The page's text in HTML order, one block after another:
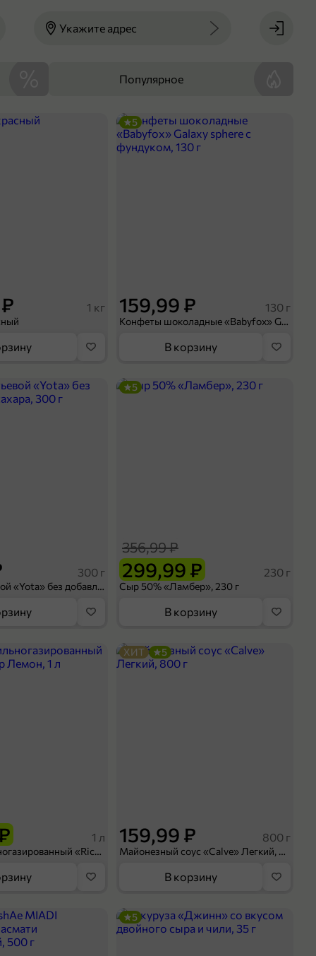
Укажите адрес
Популярное
1 кг 159,99 ₽ 130 г
Конфеты шоколадные «Babyfox» Galaxy sphere с фундуком, 130 г
5
В корзину
300 г
Йогурт питьевой «Yota» без добавления сахара, 300 г
299,99 ₽
356,99 ₽
230 г
Сыр 50% «Ламбер», 230 г
5
В корзину
1 л
Напиток сильногазированный «Rich» Биттер Лемон, 1 л
159,99 ₽ 800 г
Майонезный соус «Calve» Легкий, 800 г
ХИТ 5
В корзину
5